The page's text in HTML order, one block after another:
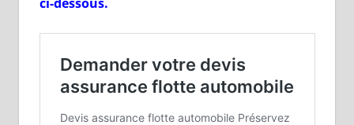
ci-dessous.